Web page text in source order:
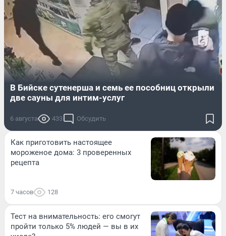
В Бийске сутенерша и семь ее пособниц открыли
две сауны для интим-услуг
6 августа 433 Обсудить
Как приготовить настоящее
мороженое дома: 3 проверенных
рецепта
7 часов 128
Тест на внимательность: его смогут
пройти только 5% людей — вы в их